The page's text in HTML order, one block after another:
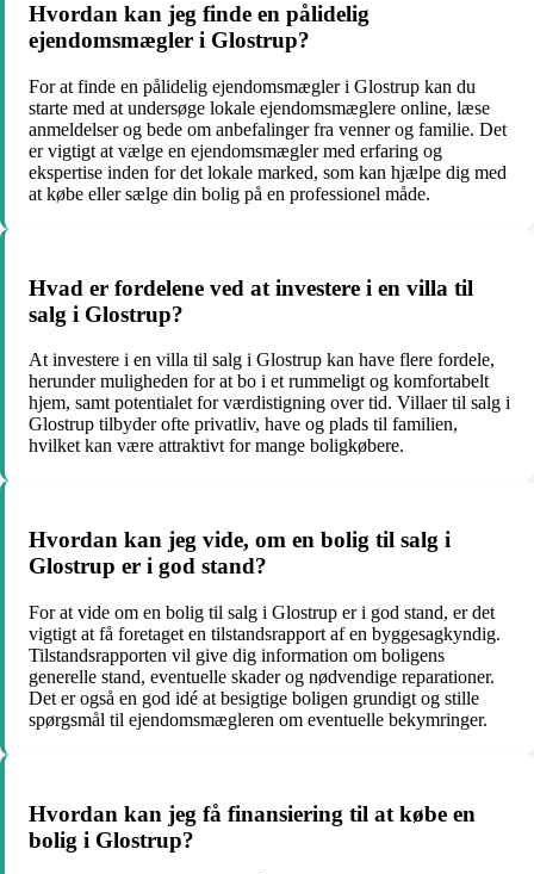
Hvordan kan jeg finde en pålidelig
ejendomsmægler i Glostrup?
For at finde en pålidelig ejendomsmægler i Glostrup kan du
starte med at undersøge lokale ejendomsmæglere online, læse
anmeldelser og bede om anbefalinger fra venner og familie. Det
er vigtigt at vælge en ejendomsmægler med erfaring og
ekspertise inden for det lokale marked, som kan hjælpe dig med
at købe eller sælge din bolig på en professionel måde.
Hvad er fordelene ved at investere i en villa til
salg i Glostrup?
At investere i en villa til salg i Glostrup kan have flere fordele,
herunder muligheden for at bo i et rummeligt og komfortabelt
hjem, samt potentialet for værdistigning over tid. Villaer til salg i
Glostrup tilbyder ofte privatliv, have og plads til familien,
hvilket kan være attraktivt for mange boligkøbere.
Hvordan kan jeg vide, om en bolig til salg i
Glostrup er i god stand?
For at vide om en bolig til salg i Glostrup er i god stand, er det
vigtigt at få foretaget en tilstandsrapport af en byggesagkyndig.
Tilstandsrapporten vil give dig information om boligens
generelle stand, eventuelle skader og nødvendige reparationer.
Det er også en god idé at besigtige boligen grundigt og stille
spørgsmål til ejendomsmægleren om eventuelle bekymringer.
Hvordan kan jeg få finansiering til at købe en
bolig i Glostrup?